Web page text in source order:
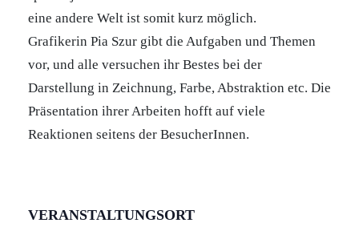
eine andere Welt ist somit kurz möglich.
Grafikerin Pia Szur gibt die Aufgaben und Themen
vor, und alle versuchen ihr Bestes bei der
Darstellung in Zeichnung, Farbe, Abstraktion etc. Die
Präsentation ihrer Arbeiten hofft auf viele
Reaktionen seitens der BesucherInnen.
VERANSTALTUNGSORT